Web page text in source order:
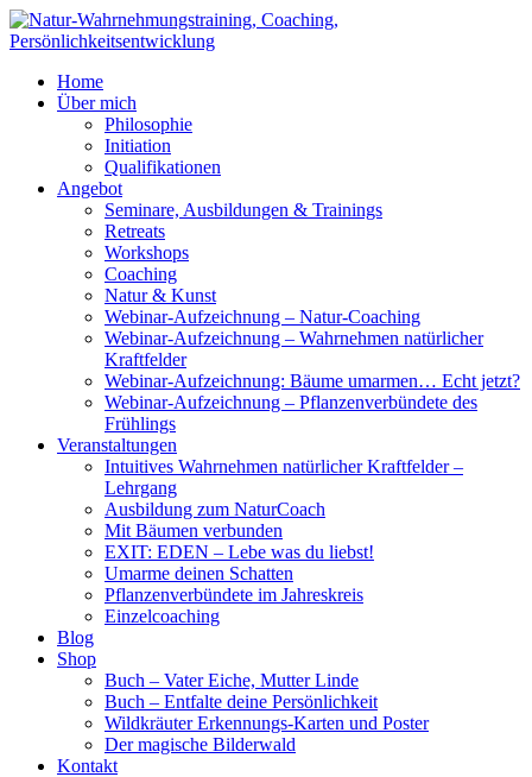
Home
Über mich
Philosophie
Initiation
Qualifikationen
Angebot
Seminare, Ausbildungen & Trainings
Retreats
Workshops
Coaching
Natur & Kunst
Webinar-Aufzeichnung – Natur-Coaching
Webinar-Aufzeichnung – Wahrnehmen natürlicher
Kraftfelder
Webinar-Aufzeichnung: Bäume umarmen… Echt jetzt?
Webinar-Aufzeichnung – Pflanzenverbündete des
Frühlings
Veranstaltungen
Intuitives Wahrnehmen natürlicher Kraftfelder –
Lehrgang
Ausbildung zum NaturCoach
Mit Bäumen verbunden
EXIT: EDEN – Lebe was du liebst!
Umarme deinen Schatten
Pflanzenverbündete im Jahreskreis
Einzelcoaching
Blog
Shop
Buch – Vater Eiche, Mutter Linde
Buch – Entfalte deine Persönlichkeit
Wildkräuter Erkennungs-Karten und Poster
Der magische Bilderwald
Kontakt